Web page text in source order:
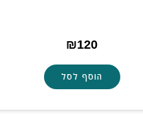
₪120
הוסף לסל